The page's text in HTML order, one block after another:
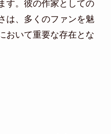
す。彼の作家としての
は、多くのファンを魅
おいて重要な存在とな